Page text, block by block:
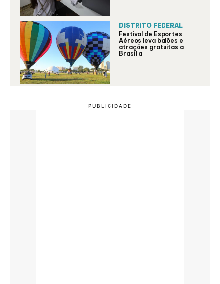
DISTRITO FEDERAL
Festival de Esportes
Aéreos leva balões e
atrações gratuitas a
Brasília